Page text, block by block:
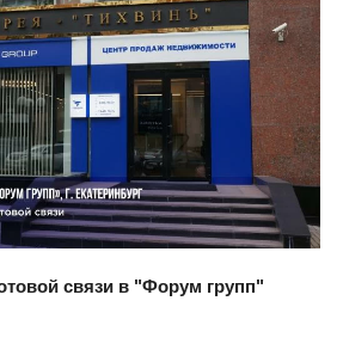
проект
связи в "Форум групп"